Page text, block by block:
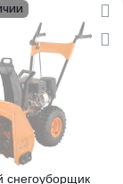
снегоуборщик